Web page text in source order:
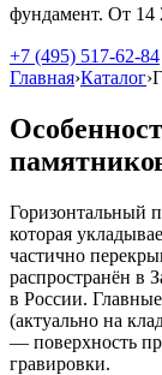
фундамент. От 14
+7 (495) 517-62-84
Главная›Каталог›
Горизонтальный
которая
частично
распространён в
в России.
(актуально на
— поверхность
гравировки.